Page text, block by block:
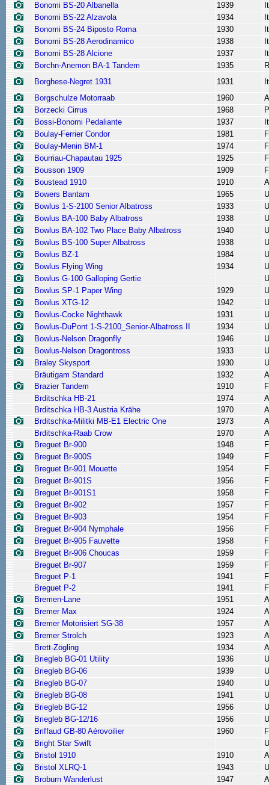
Bonomi BS-20 Albanella 1939
Bonomi BS-22 Alzavola
1934
Bonomi BS-24 Biposto Roma
1930
Bonomi BS-28 Aerodinamico
1938
Bonomi BS-28 Alcione
1937
Borchn-Anemon BA-1 Tandem
1935
Borghese-Negret 1931
1931
Borgschulze Motorraab
1960
Borzecki Cirrus
1968
Bossi-Bonomi Pedaliante
1937
Boulay-Ferrier Condor
1981
Boulay-Menin BM-1
1974
Bourriau-Chapautau 1925
1925
Bousson 1909
1909
Boustead 1910
1910
Bowers Bantam
1965
Bowlus 1-S-2100 Senior Albatross
1933
Bowlus BA-100 Baby Albatross
1938
Bowlus BA-102 Two Place Baby Albatross
1940
Bowlus BS-100 Super Albatross
1938
Bowlus BZ-1
1984
Bowlus Flying Wing
1934
Bowlus G-100 Galloping Gertie
Bowlus SP-1 Paper Wing
1929
Bowlus XTG-12
1942
Bowlus-Cocke Nighthawk
1931
Bowlus-DuPont 1-S-2100_Senior-Albatross II
1934
Bowlus-Nelson Dragonfly
1946
Bowlus-Nelson Dragontross
1933
Braley Skysport
1930
Bräutigam Standard
1932
Brazier Tandem
1910
Brditschka HB-21
1974
Brditschka HB-3 Austria Krähe
1970
Brditschka-Militki MB-E1 Electric One
1973
Brditschka-Raab Crow
1970
Breguet Br-900
1948
Breguet Br-900S
1949
Breguet Br-901 Mouette
1954
Breguet Br-901S
1956
Breguet Br-901S1
1958
Breguet Br-902
1957
Breguet Br-903
1954
Breguet Br-904 Nymphale
1956
Breguet Br-905 Fauvette
1958
Breguet Br-906 Choucas
1959
Breguet Br-907
1959
Breguet P-1
1941
Breguet P-2
1941
Bremen-Lane
1951
Bremer Max
1924
Bremer Motorisiert SG-38
1957
Bremer Strolch
1923
Brett-Zögling
1934
Briegleb BG-01 Utility
1936
Briegleb BG-06
1939
Briegleb BG-07
1940
Briegleb BG-08
1941
Briegleb BG-12
1956
Briegleb BG-12/16
1956
Briffaud GB-80 Aérovoilier
1960
Bright Star Swift
Bristol 1910
1910
Bristol XLRQ-1
1943
Broburn Wanderlust
1947